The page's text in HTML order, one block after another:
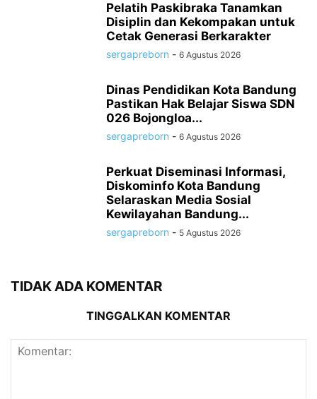
Pelatih Paskibraka Tanamkan
Disiplin dan Kekompakan untuk
Cetak Generasi Berkarakter
sergapreborn - 6 Agustus 2026
Dinas Pendidikan Kota Bandung
Pastikan Hak Belajar Siswa SDN
026 Bojongloa...
sergapreborn - 6 Agustus 2026
Perkuat Diseminasi Informasi,
Diskominfo Kota Bandung
Selaraskan Media Sosial
Kewilayahan Bandung...
sergapreborn - 5 Agustus 2026
TIDAK ADA KOMENTAR
TINGGALKAN KOMENTAR